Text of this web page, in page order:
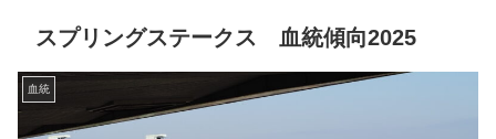
スプリングステークス 血統傾向2025
血統